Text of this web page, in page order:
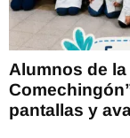
Alumnos de
pantallas y